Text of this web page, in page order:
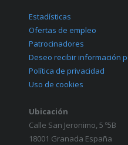
Estadísticas
Ofertas de empleo
Patrocinadores
Deseo recibir información
Política de privacidad
Uso de cookies
Ubicación
Calle San Jeronimo, 5 º5B
18001 Granada España